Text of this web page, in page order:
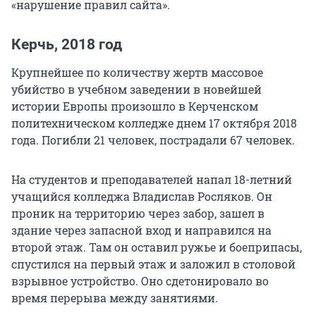
«нарушение правил сайта».
Керчь, 2018 год
Крупнейшее по количеству жертв массовое
убийство в учебном заведении в новейшей
истории Европы произошло в Керченском
политехническом колледже днем 17 октября 2018
года. Погибли 21 человек, пострадали 67 человек.
На студентов и преподавателей напал 18-летний
учащийся колледжа Владислав Росляков. Он
проник на территорию через забор, зашел в
здание через запасной вход и направился на
второй этаж. Там он оставил ружье и боеприпасы,
спустился на первый этаж и заложил в столовой
взрывное устройство. Оно сдетонировало во
время перерыва между занятиями.